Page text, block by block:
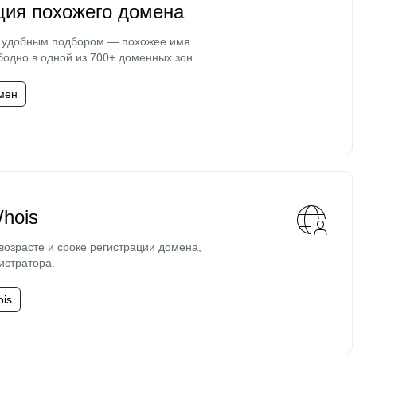
похожего домена
удобным подбором — похожее имя
в одной из 700+ доменных зон.
и сроке регистрации домена,